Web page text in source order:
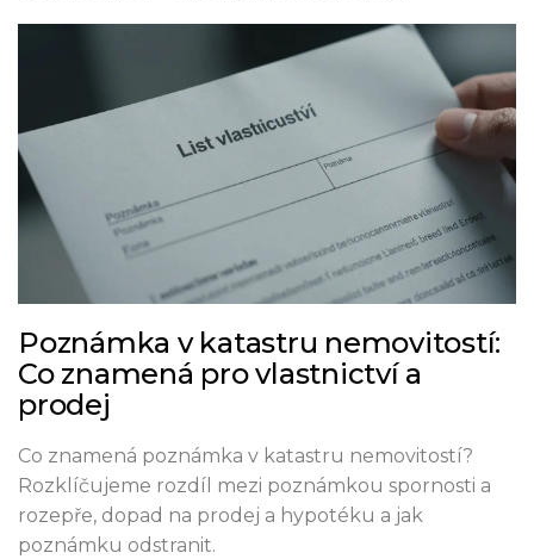
Poznámka v katastru nemovitostí:
Co znamená pro vlastnictví a
prodej
Co znamená poznámka v katastru nemovitostí?
Rozklíčujeme rozdíl mezi poznámkou spornosti a
rozepře, dopad na prodej a hypotéku a jak
poznámku odstranit.